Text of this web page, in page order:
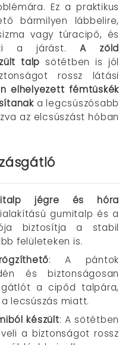
Ez a praktikus
bármilyen lábbelire,
vagy túracipő, és
a járást.
A zöld
talp sötétben is jól
rossz látási
elhelyezett fémtüskék
a legcsúszósabb
az elcsúszást hóban
jégre és hóra
gumitalp és a
biztosítja a stabil
felületeken is.
:A pántok
és biztonságosan
a cipőd talpára,
lecsúszás miatt.
készült: A sötétben
a biztonságot rossz